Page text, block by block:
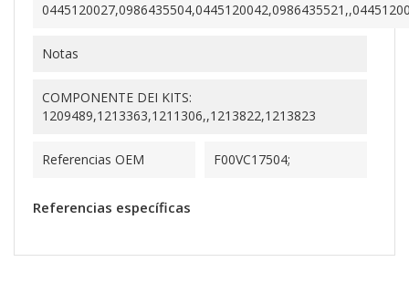
Notas
COMPONENTE DEI KITS:
1209489,1213363,1211306,,1213822,1213823
Referencias OEM F00VC17504;
Referencias específicas